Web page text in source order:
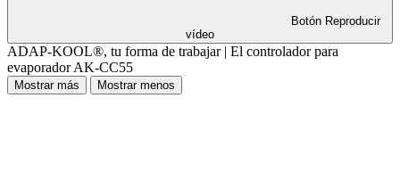
Botón Reproducir
vídeo
ADAP-KOOL®, tu forma de trabajar | El controlador para
evaporador AK-CC55
Mostrar más Mostrar menos